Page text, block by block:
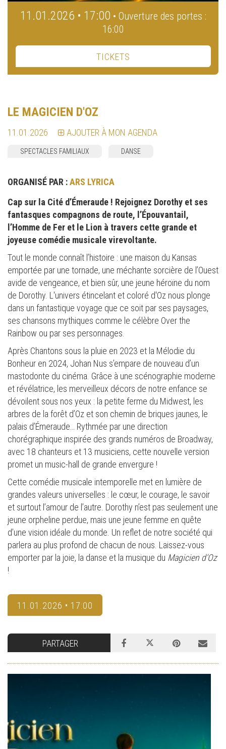
11.01.2026 • 17:00 • Ouverture des portes :
16:00
TICKETS
LE MAGICIEN D'OZ
11.01.2026 AJOUTER À MON AGENDA
SPECTACLES FAMILIAUX DANSE
ORGANISÉ PAR :ARS LYRICA
Cap sur la Cité d’Émeraude ! Rejoignez Dorothy et ses
fantasques compagnons de route, l’Épouvantail,
l’Homme de Fer et le Lion à travers cette grande et
joyeuse comédie musicale virevoltante.
Tout le monde connaît l’histoire : une maison du Kansas
emportée par une tornade, une méchante sorcière de l’Ouest
avide de vengeance, et bien sûr, une jeune héroïne du nom
de Dorothy. L'univers étincelant et coloré d'Oz nous plonge
dans un fantastique voyage que ce soit par ses paysages,
ses chansons mythiques comme le célèbre Over the
Rainbow ou par ses personnages.
Après Chantons sous la pluie en 2023 et la Mélodie du
Bonheur en 2024, Johan Nus s’empare de nouveau d’un
mastodonte du cinéma. Grâce à une scénographie moderne
et révélatrice, les merveilleux décors de notre enfance se
dévoilent sous nos yeux : la petite ferme du Midwest, les
arbres de la forêt d’Oz et son chemin de briques jaunes, le
palais d’Émeraude… Rythmée par une direction
chorégraphique inspirée des grands numéros de Broadway,
avec 18 chanteurs et 13 musiciens, cette nouvelle version
promet un music-hall de grande envergure !
Cette comédie musicale intemporelle met en lumière de
grandes valeurs universelles : le cœur, le courage, le savoir
et surtout l’amour de l’autre. Dorothy n’est pas seulement une
jeune orpheline perdue, mais une jeune femme en quête
d’une vision idéale du monde. Un reflet de notre société qui
parlera au plus profond de chacun de nous. Laissez-vous
emporter par la joie, la danse et la musique du Magicien d’Oz
!
11.01.2026 • 17:00
PARTAGER